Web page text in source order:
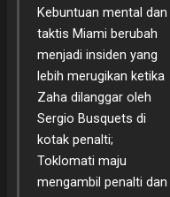
Kebuntuan mental dan
taktis Miami berubah
menjadi insiden yang
lebih merugikan ketika
Zaha dilanggar oleh
Sergio Busquets di
kotak penalti;
Toklomati maju
mengambil penalti dan